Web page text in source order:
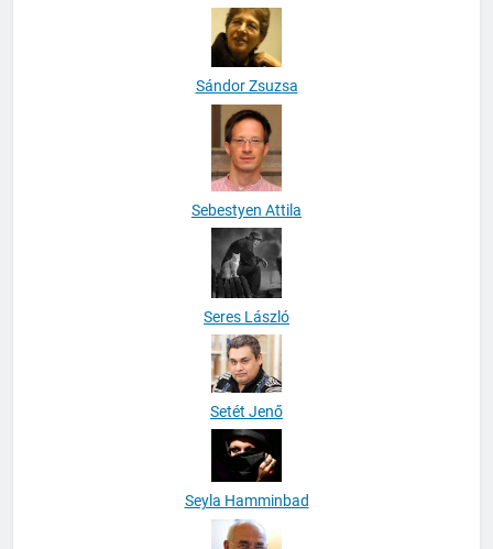
Sándor Zsuzsa
Sebestyen Attila
Seres László
Setét Jenő
Seyla Hamminbad